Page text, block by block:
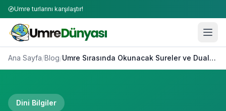
Umre turlarını karşılaştır!
Ana Sayfa/Blog/ Umre Sırasında Okunacak Sureler ve Dualar 2026
Dini Bilgiler